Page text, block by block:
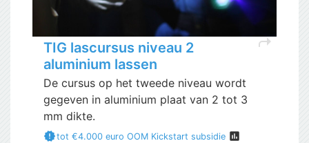
shortcut
TIG lascursus niveau 2
aluminium lassen
De cursus op het tweede niveau wordt
gegeven in aluminium plaat van 2 tot 3
mm dikte.
new_releasestot €4.000 euro OOM Kickstart subsidie assessment